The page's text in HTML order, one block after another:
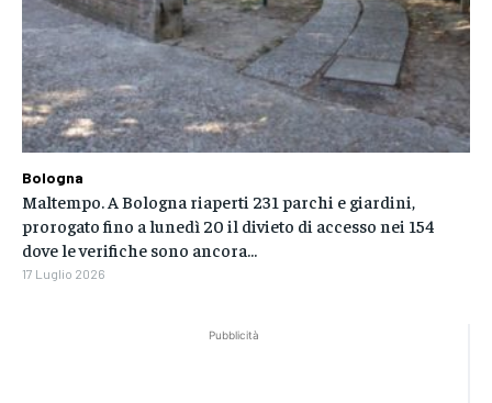
Pubblicità
Bologna
Maltempo. A Bologna riaperti 231 parchi e giardini,
prorogato fino a lunedì 20 il divieto di accesso nei 154
dove le verifiche sono ancora...
17 Luglio 2026